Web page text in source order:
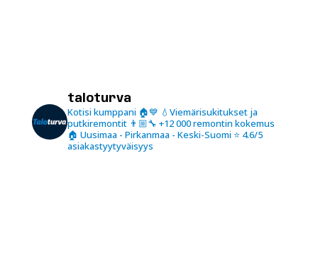
taloturva
Kotisi kumppani 🏠💙 💧Viemärisukitukset ja
putkiremontit👨🏼‍🔧 +12 000 remontin kokemus
🏠 Uusimaa - Pirkanmaa - Keski-Suomi ⭐️ 4.6/5
asiakastyytyväisyys